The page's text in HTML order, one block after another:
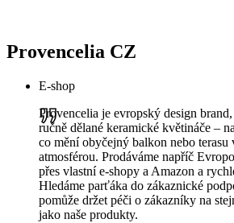
Provencelia CZ
E-shop
Provencelia je evropský design
ručně dělané keramické květináče –
co mění obyčejný balkon nebo terasu
atmosférou. Prodáváme napříč
přes vlastní e-shopy a Amazon a
Hledáme parťáka do zákaznické
pomůže držet péči o zákazníky na
jako naše produkty.